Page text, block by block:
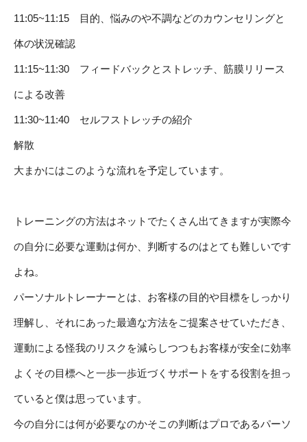
11:05~11:15 目的、悩みのや不調などのカウンセリングと
体の状況確認
11:15~11:30 フィードバックとストレッチ、筋膜リリース
による改善
11:30~11:40 セルフストレッチの紹介
解散
大まかにはこのような流れを予定しています。
トレーニングの方法はネットでたくさん出てきますが実際今
の自分に必要な運動は何か、判断するのはとても難しいです
よね。
パーソナルトレーナーとは、お客様の目的や目標をしっかり
理解し、それにあった最適な方法をご提案させていただき、
運動による怪我のリスクを減らしつつもお客様が安全に効率
よくその目標へと一歩一歩近づくサポートをする役割を担っ
ていると僕は思っています。
今の自分には何が必要なのかそこの判断はプロであるパーソ